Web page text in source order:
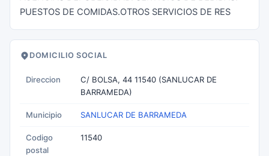
PUESTOS DE COMIDAS.OTROS SERVICIOS DE RES
DOMICILIO SOCIAL
Direccion
C/ BOLSA, 44 11540 (SANLUCAR DE
BARRAMEDA)
Municipio SANLUCAR DE BARRAMEDA
Codigo
postal
11540